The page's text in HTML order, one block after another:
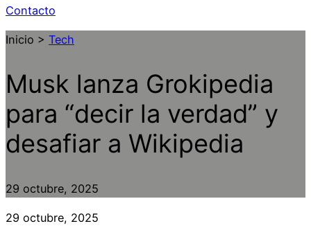
Contacto
Inicio > Tech
Musk lanza Grokipedia
para “decir la verdad” y
desafiar a Wikipedia
29 octubre, 2025
29 octubre, 2025